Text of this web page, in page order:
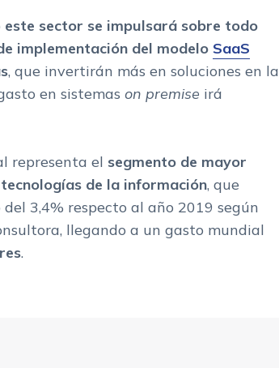
este sector se impulsará sobre todo
implementación del modelo SaaS
, que invertirán más en soluciones en la
en sistemas on premise irá
representa el segmento de mayor
de la información, que
3,4% respecto al año 2019 según
llegando a un gasto mundial
.